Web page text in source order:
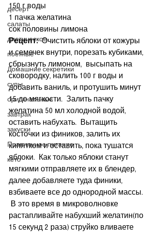
десерт
салаты
диетическое
постные
Домашние секретики
супы
оригинальные
завтрак
закуски
Правильное питание
кето
150 г воды
1 пачка желатина
сок половины лимона
Рецепт:
  Очистить яблоки от кожуры
и семечек внутри, порезать кубиками,
сбрызнуть лимоном,  высыпать на
сковородку, налить 100 г воды и
добавить ваниль, и протушить минут
15 до мягкости.  Залить пачку
желатина 50 мл холодной водой,
оставить набухать.  Вытащить
косточки из фиников, залить их
кипятком и оставить, пока тушатся
яблоки.  Как только яблоки станут
мягкими отправляете их в блендер,
далее добавляете туда финики,
взбиваете все до однородной массы.
В это время в микроволновке
растапливайте набухший желатин(по
15 секунд 2 раза) струйко вливаете